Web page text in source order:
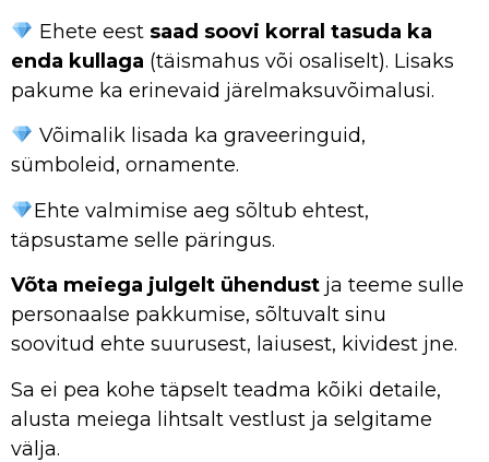
Ehete eest saad soovi korral tasuda ka
enda kullaga (täismahus või osaliselt). Lisaks
pakume ka erinevaid järelmaksuvõimalusi.
Võimalik lisada ka graveeringuid,
sümboleid, ornamente.
Ehte valmimise aeg sõltub ehtest,
täpsustame selle päringus.
Võta meiega julgelt ühendust ja teeme sulle
personaalse pakkumise, sõltuvalt sinu
soovitud ehte suurusest, laiusest, kividest jne.
Sa ei pea kohe täpselt teadma kõiki detaile,
alusta meiega lihtsalt vestlust ja selgitame
välja.